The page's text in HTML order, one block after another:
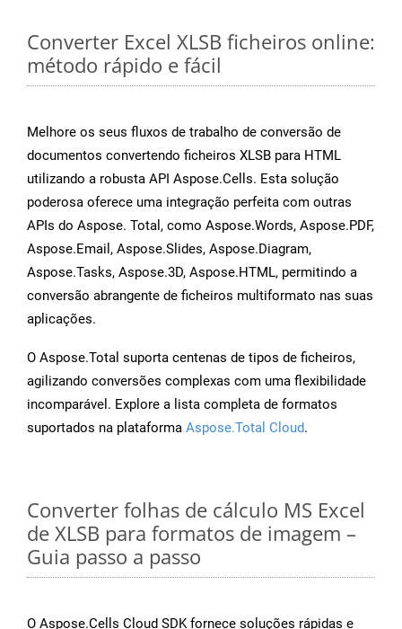
Converter Excel XLSB ficheiros online:
método rápido e fácil
Melhore os seus fluxos de trabalho de conversão de
documentos convertendo ficheiros XLSB para HTML
utilizando a robusta API Aspose.Cells. Esta solução
poderosa oferece uma integração perfeita com outras
APIs do Aspose. Total, como Aspose.Words, Aspose.PDF,
Aspose.Email, Aspose.Slides, Aspose.Diagram,
Aspose.Tasks, Aspose.3D, Aspose.HTML, permitindo a
conversão abrangente de ficheiros multiformato nas suas
aplicações.
O Aspose.Total suporta centenas de tipos de ficheiros,
agilizando conversões complexas com uma flexibilidade
incomparável. Explore a lista completa de formatos
suportados na plataforma Aspose.Total Cloud.
Converter folhas de cálculo MS Excel
de XLSB para formatos de imagem –
Guia passo a passo
O Aspose.Cells Cloud SDK fornece soluções rápidas e